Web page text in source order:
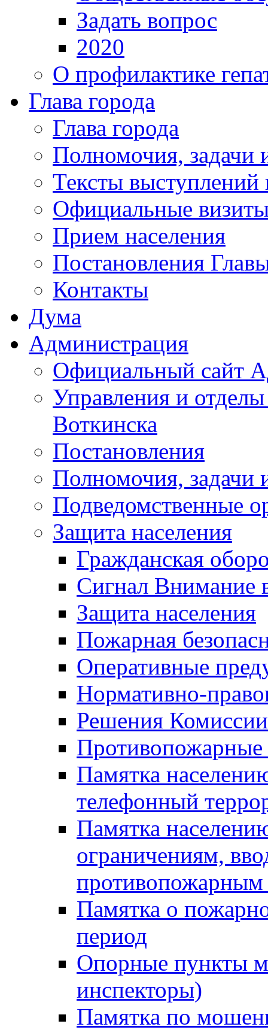
Задать вопрос
2020
О профилактике
Глава города
Глава города
Полномочия, задачи
Тексты выступлений
Официальные
Прием населения
Постановления
Контакты
Дума
Администрация
Официальный сайт
Управления и
Воткинска
Постановления
Полномочия, задачи
Подведомственные
Защита населения
Гражданская
Сигнал Внимание
Защита населения
Пожарная
Оперативные
Нормативно-
Решения
Противопожарные
Памятка
телефонный
Памятка
ограничениям,
Памятка о
период
Опорные пункты
инспекторы)
Памятка по